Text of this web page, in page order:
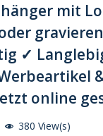
mit
✓
online
380 View(s)